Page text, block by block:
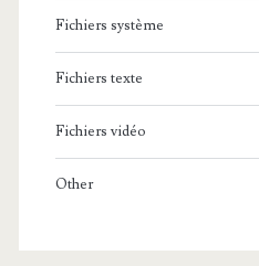
Fichiers système
Fichiers texte
Fichiers vidéo
Other